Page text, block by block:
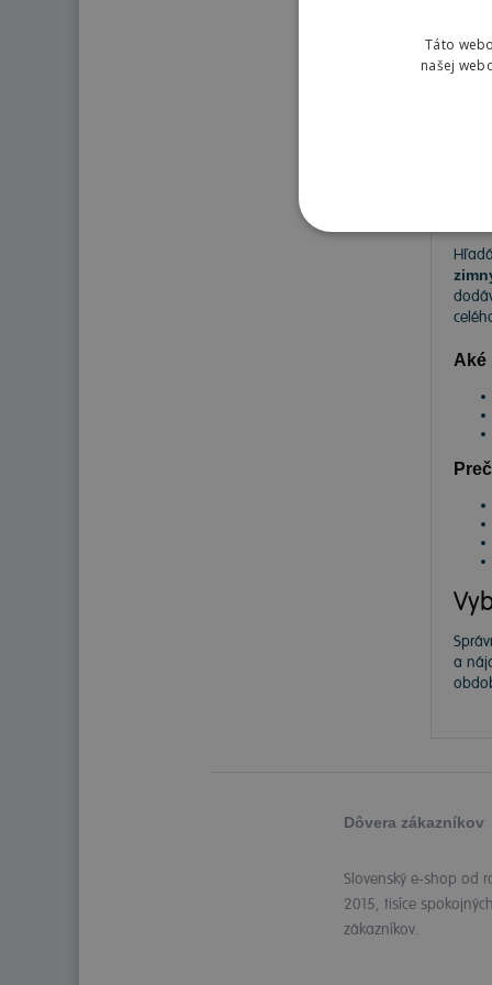
Aké
a
Dôvera zákazníkov
Slovenský e-shop od
2015, tisíce spokojných
zákazníkov.
Táto
našej